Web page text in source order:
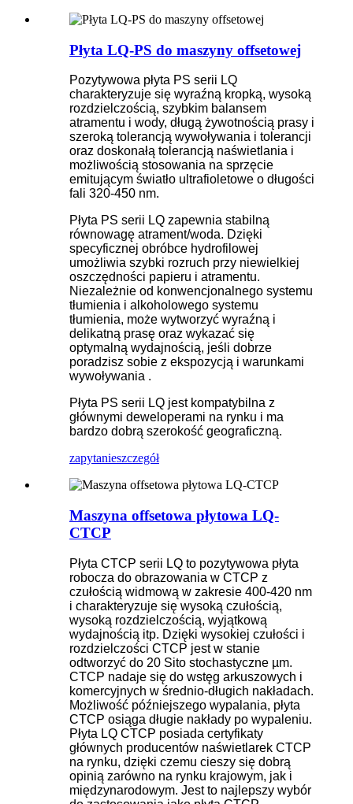
Płyta LQ-PS do maszyny offsetowej
Pozytywowa płyta PS serii LQ
charakteryzuje się wyraźną kropką, wysoką
rozdzielczością, szybkim balansem
atramentu i wody, długą żywotnością prasy i
szeroką tolerancją wywoływania i tolerancji
oraz doskonałą tolerancją naświetlania i
możliwością stosowania na sprzęcie
emitującym światło ultrafioletowe o długości
fali 320-450 nm.
Płyta PS serii LQ zapewnia stabilną
równowagę atrament/woda. Dzięki
specyficznej obróbce hydrofilowej
umożliwia szybki rozruch przy niewielkiej
oszczędności papieru i atramentu.
Niezależnie od konwencjonalnego systemu
tłumienia i alkoholowego systemu
tłumienia, może wytworzyć wyraźną i
delikatną prasę oraz wykazać się
optymalną wydajnością, jeśli dobrze
poradzisz sobie z ekspozycją i warunkami
wywoływania .
Płyta PS serii LQ jest kompatybilna z
głównymi deweloperami na rynku i ma
bardzo dobrą szerokość geograficzną.
zapytanieszczegół
Maszyna offsetowa płytowa LQ-
CTCP
Płyta CTCP serii LQ to pozytywowa płyta
robocza do obrazowania w CTCP z
czułością widmową w zakresie 400-420 nm
i charakteryzuje się wysoką czułością,
wysoką rozdzielczością, wyjątkową
wydajnością itp. Dzięki wysokiej czułości i
rozdzielczości CTCP jest w stanie
odtworzyć do 20 Sito stochastyczne µm.
CTCP nadaje się do wstęg arkuszowych i
komercyjnych w średnio-długich nakładach.
Możliwość późniejszego wypalania, płyta
CTCP osiąga długie nakłady po wypaleniu.
Płyta LQ CTCP posiada certyfikaty
głównych producentów naświetlarek CTCP
na rynku, dzięki czemu cieszy się dobrą
opinią zarówno na rynku krajowym, jak i
międzynarodowym. Jest to najlepszy wybór